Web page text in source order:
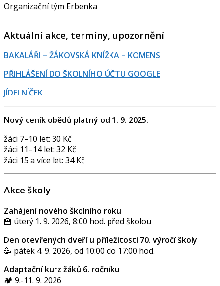
Organizační tým Erbenka
Aktuální akce, termíny, upozornění
BAKALÁŘI – ŽÁKOVSKÁ KNÍŽKA – KOMENS
PŘIHLÁŠENÍ DO ŠKOLNÍHO ÚČTU GOOGLE
JÍDELNÍČEK
Nový ceník obědů platný od 1. 9. 2025:
žáci 7–10 let: 30 Kč
žáci 11–14 let: 32 Kč
žáci 15 a více let: 34 Kč
Akce školy
Zahájení nového školního roku
🏫 úterý 1. 9. 2026, 8:00 hod. před školou
Den otevřených dveří u příležitosti 70. výročí školy
🥳 pátek 4. 9. 2026, od 10:00 do 17:00 hod.
Adaptační kurz žáků 6. ročníku
🏕️ 9.-11. 9. 2026